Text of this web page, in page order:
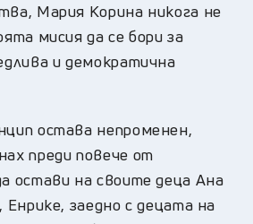
Мария Корина никога не
мисия да се бори за
и демократична
остава непроменен,
преди повече от
остави на своите деца Ана
Енрике, заедно с децата на